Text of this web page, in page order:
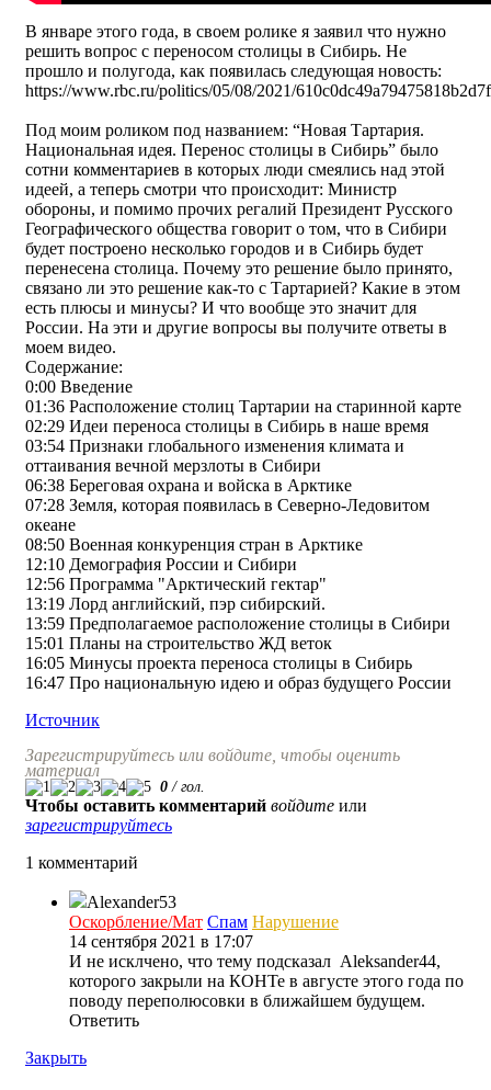
В январе этого года, в своем ролике я заявил что нужно
решить вопрос с переносом столицы в Сибирь. Не
прошло и полугода, как появилась следующая новость:
https://www.rbc.ru/politics/05/08/2021/
Под моим роликом под названием: “Новая Тартария.
Национальная идея. Перенос столицы в Сибирь” было
сотни комментариев в которых люди смеялись над этой
идеей, а теперь смотри что происходит: Министр
обороны, и помимо прочих регалий Президент Русского
Географического общества говорит о том, что в Сибири
будет построено несколько городов и в Сибирь будет
перенесена столица. Почему это решение было принято,
связано ли это решение как-то с Тартарией? Какие в этом
есть плюсы и минусы? И что вообще это значит для
России. На эти и другие вопросы вы получите ответы в
моем видео.
Содержание:
0:00 Введение
01:36 Расположение столиц Тартарии на старинной карте
02:29 Идеи переноса столицы в Сибирь в наше время
03:54 Признаки глобального изменения климата и
оттаивания вечной мерзлоты в Сибири
06:38 Береговая охрана и войска в Арктике
07:28 Земля, которая появилась в Северно-Ледовитом
океане
08:50 Военная конкуренция стран в Арктике
12:10 Демография России и Сибири
12:56 Программа "Арктический гектар"
13:19 Лорд английский, пэр сибирский.
13:59 Предполагаемое расположение столицы в Сибири
15:01 Планы на строительство ЖД веток
16:05 Минусы проекта переноса столицы в Сибирь
16:47 Про национальную идею и образ будущего России
Источник
Зарегистрируйтесь или войдите, чтобы оценить
материал
0 / гол.
Чтобы оставить комментарий войдите или
зарегистрируйтесь
1 комментарий
Alexander53
Оскорбление/Мат Спам Нарушение
14 сентября 2021 в 17:07
И не исклчено, что тему подсказал Aleksander44,
которого закрыли на КОНТе в августе этого года по
поводу переполюсовки в ближайшем будущем.
Ответить
Закрыть